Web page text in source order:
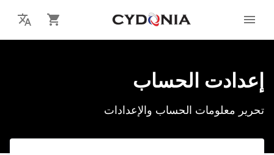
إعدادت الحساب
تحرير معلومات الحساب والإعدادات